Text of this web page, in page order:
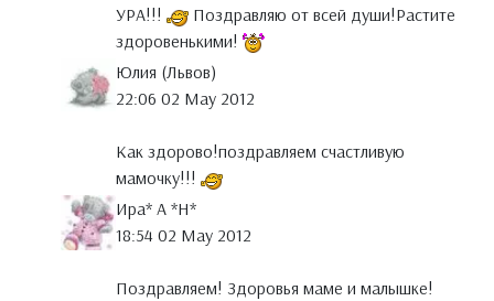
УРА!!!
Поздравляю от всей души!Растите
здоровенькими!
Юлия (Львов)
22:06 02 May 2012
Как здорово!поздравляем счастливую
мамочку!!!
Ира* А *Н*
18:54 02 May 2012
Поздравляем! Здоровья маме и малышке!